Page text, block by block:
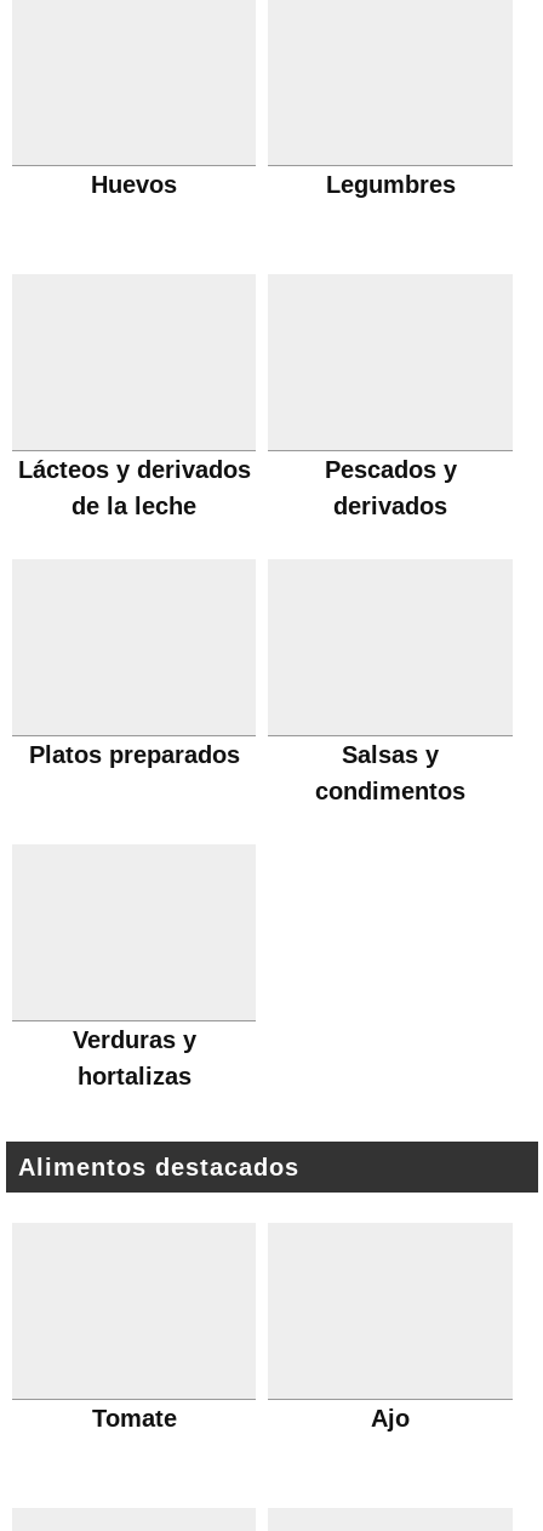
Huevos Legumbres
Lácteos y derivados
de la leche
Pescados y
derivados
Platos preparados
Salsas y
condimentos
Verduras y
hortalizas
Alimentos destacados
Tomate Ajo